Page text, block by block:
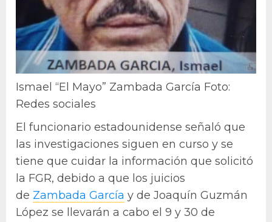
Ismael “El Mayo” Zambada García Foto:
Redes sociales
El funcionario estadounidense señaló que
las investigaciones siguen en curso y se
tiene que cuidar la información que solicitó
la FGR, debido a que los juicios
de Zambada García y de Joaquín Guzmán
López se llevarán a cabo el 9 y 30 de